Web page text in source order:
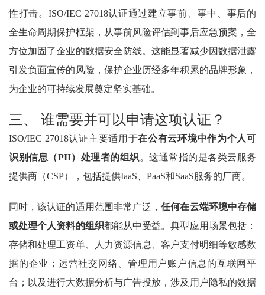
性打击。ISO/IEC 27018认证通过建立事前、事中、事后的
全生命周期保护框架，从事前风险评估到事后应急预案，全
方位加固了企业的数据安全防线。这能显著减少因数据泄露
引发负面宣传的风险，保护企业历经多年积累的品牌形象，
为企业的可持续发展奠定坚实基础。
三、 谁需要并可以申请这项认证？
ISO/IEC 27018认证主要适用于在公有云环境中作为个人可
识别信息（PII）处理者的组织。这通常指的是各类云服务
提供商（CSP），包括提供IaaS、PaaS和SaaS服务的厂商。
同时，该认证的适用范围非常广泛，任何在云端环境中存储
或处理个人资料的组织都能从中受益。典型应用场景包括：
存储和处理工资单、人力资源信息、客户支付明细等敏感数
据的企业；运营社交网络、管理用户账户信息的互联网平
台；以及进行大数据分析与广告投放，涉及用户隐私的数据